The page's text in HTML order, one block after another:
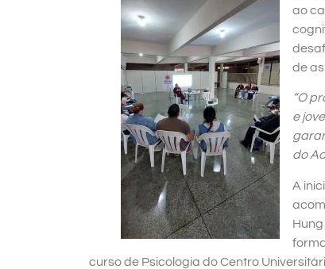
ao
de
“O
e
do
A
curso de Psicologia do Centro